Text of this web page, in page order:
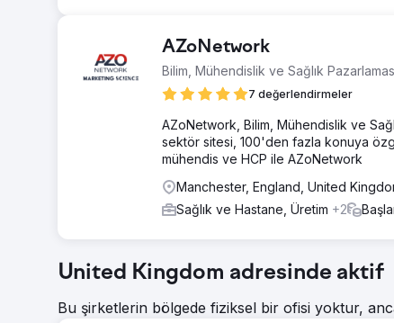
AZoNetwork
Bilim, Mühendislik ve Sağlık
7 değerlendirmeler
AZoNetwork, Bilim, Mühendislik ve
sektör sitesi, 100'den fazla konuya
mühendis ve HCP ile AZoNetwork
Manchester, England, United
Sağlık ve Hastane, Üretim +2
United Kingdom adresinde aktif
Bu şirketlerin bölgede fiziksel bir ofisi yoktur,